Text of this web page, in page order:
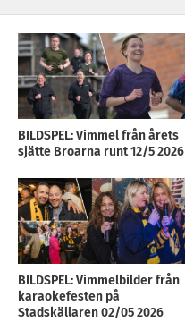
BILDSPEL: Vimmel från årets
sjätte Broarna runt 12/5 2026
BILDSPEL: Vimmelbilder från
karaokefesten på
Stadskällaren 02/05 2026